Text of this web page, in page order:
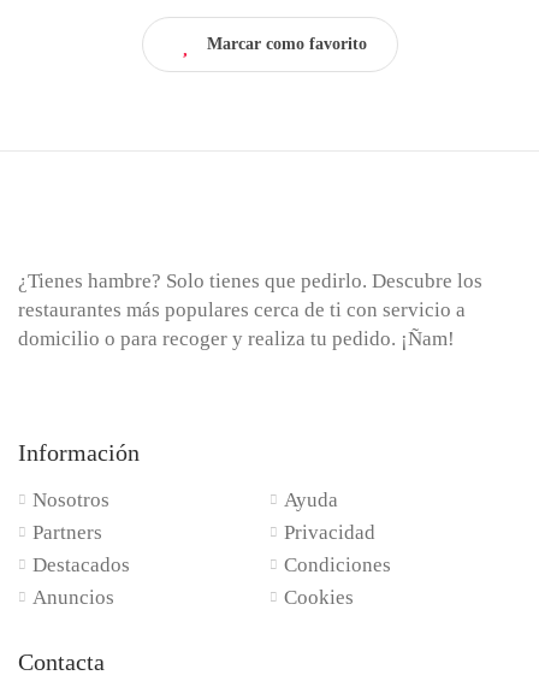
Marcar como favorito
¿Tienes hambre? Solo tienes que pedirlo. Descubre los
restaurantes más populares cerca de ti con servicio a
domicilio o para recoger y realiza tu pedido. ¡Ñam!
Información
Nosotros
Partners
Destacados
Anuncios
Ayuda
Privacidad
Condiciones
Cookies
Contacta